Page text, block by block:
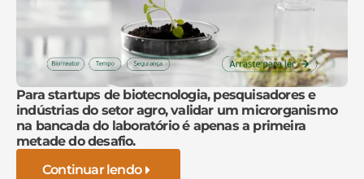
Para startups de biotecnologia, pesquisadores e
indústrias do setor agro, validar um microrganismo
na bancada do laboratório é apenas a primeira
metade do desafio.
Continuar lendo